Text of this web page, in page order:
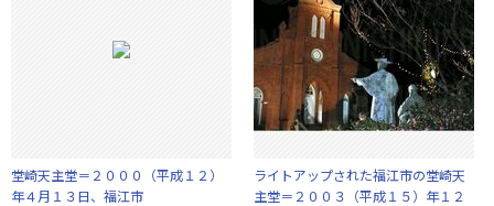
堂崎天主堂＝２０００（平成１２）
年４月１３日、福江市
ライトアップされた福江市の堂崎天
主堂＝２００３（平成１５）年１２